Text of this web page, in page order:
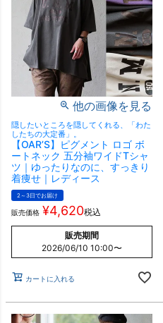
他の画像を見る
隠したいところを隠してくれる、「わた
したちの大定番」。
【OAR’S】ピグメント ロゴ ボ
ートネック 五分袖ワイドTシャ
ツ｜ゆったりなのに、すっきり
着痩せ｜レディース
2～3日でお届け
販売価格 ¥4,620税込
販売期間
2026/06/10 10:00〜
カートに入れる